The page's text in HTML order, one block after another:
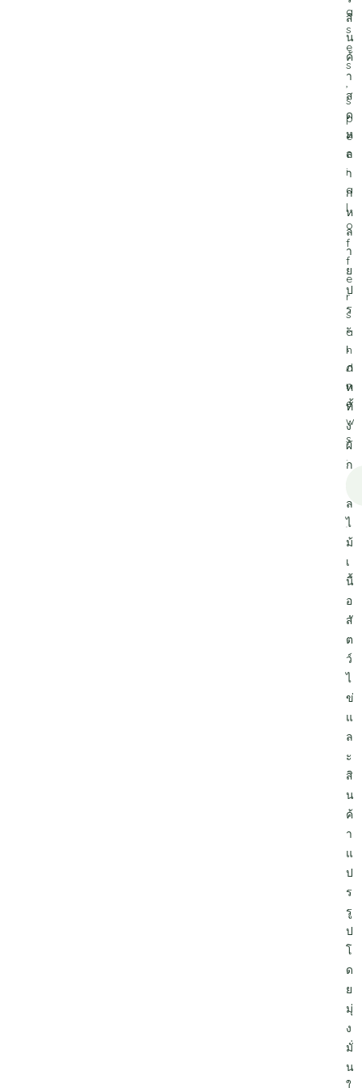
สิ
น
ค้
า
ส
ด
ห
ล
า
ก
ห
ล
า
ย
ป
ร
ะ
เ
ภ
ท
ทั้
ง
ผั
ก
ล
ไ
ม้
เ
นื้
อ
สั
ต
ว์
ไ
ข่
แ
ล
ะ
สิ
น
ค้
า
แ
ป
ร
รู
ป
โ
ด
ย
มุ่
ง
มั่
น
a
s
e
s
,
s
p
e
c
i
a
l
o
f
f
e
r
s
a
n
d
n
e
w
s
.